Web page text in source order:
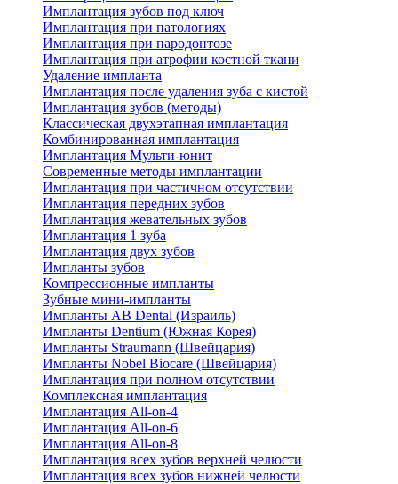
Имплантация зубов под ключ
Имплантация при патологиях
Имплантация при пародонтозе
Имплантация при атрофии костной ткани
Удаление импланта
Имплантация после удаления зуба с кистой
Имплантация зубов (методы)
Классическая двухэтапная имплантация
Комбинированная имплантация
Имплантация Мульти-юнит
Современные методы имплантации
Имплантация при частичном отсутствии
Имплантация передних зубов
Имплантация жевательных зубов
Имплантация 1 зуба
Имплантация двух зубов
Импланты зубов
Компрессионные импланты
Зубные мини-импланты
Импланты AB Dental (Израиль)
Импланты Dentium (Южная Корея)
Импланты Straumann (Швейцария)
Импланты Nobel Biocare (Швейцария)
Имплантация при полном отсутствии
Комплексная имплантация
Имплантация All-on-4
Имплантация All-on-6
Имплантация All-on-8
Имплантация всех зубов верхней челюсти
Имплантация всех зубов нижней челюсти